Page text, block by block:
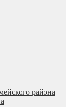
района